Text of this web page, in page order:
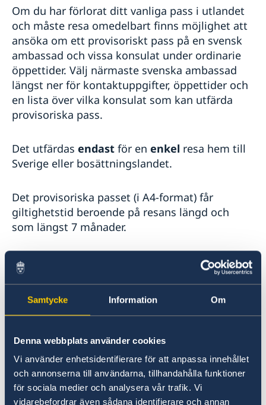
Samtycke Information Om
Denna webbplats använder cookies
Vi använder enhetsidentifierare för att anpassa innehållet
och annonserna till användarna, tillhandahålla funktioner
för sociala medier och analysera vår trafik. Vi
vidarebefordrar även sådana identifierare och annan
Ambassadens reseinformation
Aktuella händelser
Allmänna säkerhetsläget
Terrorism
Naturförhållanden och katastrofer
In- och utresebestämmelser
Hälso- och sjukvård
Lokala lagar och sedvänjor
Kriminalitet och personlig säkerhet
Trafiksäkerhet
Om du har förlorat ditt vanliga pass i utlandet
och måste resa omedelbart finns möjlighet att
ansöka om ett provisoriskt pass på en svensk
ambassad och vissa konsulat under ordinarie
öppettider. Välj närmaste svenska ambassad
längst ner för kontaktuppgifter, öppettider och
en lista över vilka konsulat som kan utfärda
provisoriska pass.
Det utfärdas endast för en enkel resa hem till
Sverige eller bosättningslandet.
Det provisoriska passet (i A4-format) får
giltighetstid beroende på resans längd och
som längst 7 månader.
OBS!
Du måste själv kontrollera om landet du
ska besöka godtar svenskt provisoriskt pass i
USA med ett provisoriskt pass. Uppgifterna får
du lättast genom att kontakta respektive lands
ambassad eller en resebyrå.
Avgiften för det provisoriska passet är 1800 SEK
i lokal valuta, lista på avgifter finns här:
Avgifter - Sweden Abroad